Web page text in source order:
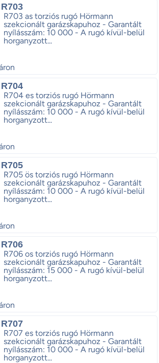
R703 as torziós rugó Hörmann
szekcionált garázskapuhoz - Garantált
nyílásszám: 10 000 - A rugó kívül-belül
horganyzott...
R704 es torziós rugó Hörmann
szekcionált garázskapuhoz - Garantált
nyílásszám: 10 000 - A rugó kívül-belül
horganyzott...
R705 ös torziós rugó Hörmann
szekcionált garázskapuhoz - Garantált
nyílásszám: 10 000 - A rugó kívül-belül
horganyzott...
R706 os torziós rugó Hörmann
szekcionált garázskapuhoz - Garantált
nyílásszám: 15 000 - A rugó kívül-belül
horganyzott...
R707 es torziós rugó Hörmann
szekcionált garázskapuhoz - Garantált
nyílásszám: 10 000 - A rugó kívül-belül
horganyzott...